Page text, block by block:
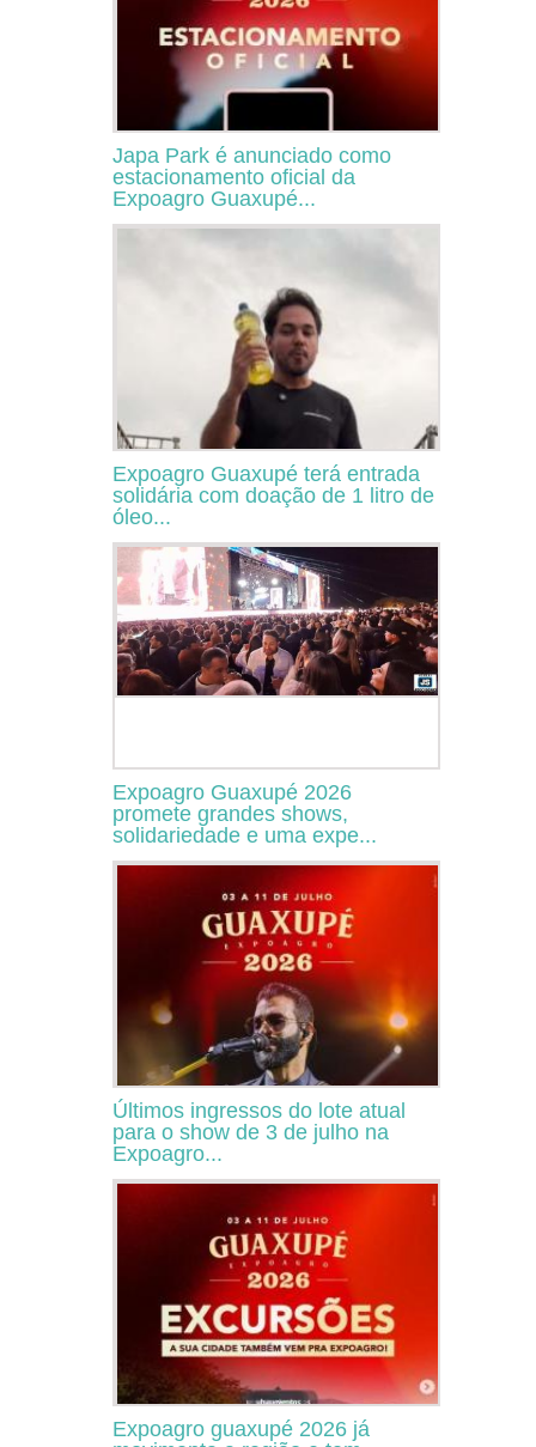
Japa Park é anunciado como
estacionamento oficial da
Expoagro Guaxupé...
Expoagro Guaxupé terá entrada
solidária com doação de 1 litro de
óleo...
Expoagro Guaxupé 2026
promete grandes shows,
solidariedade e uma expe...
Últimos ingressos do lote atual
para o show de 3 de julho na
Expoagro...
Expoagro guaxupé 2026 já